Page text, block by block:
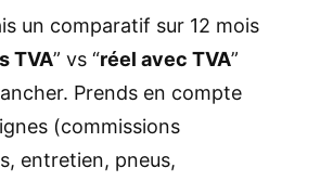
un comparatif sur 12 mois
TVA” vs “réel avec TVA”
Prends en compte
(commissions
entretien, pneus,